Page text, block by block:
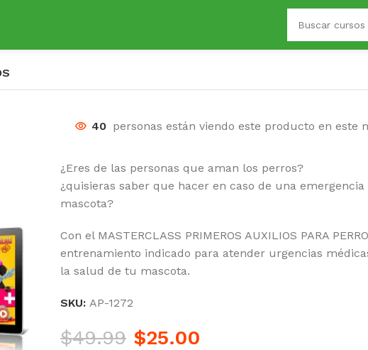
40 personas están viendo este producto en este
¿Eres de las personas que aman los perros?
¿quisieras saber que hacer en caso de una emergencia
mascota?
Con el MASTERCLASS PRIMEROS AUXILIOS PARA
entrenamiento indicado para atender urgencias
la salud de tu mascota.
SKU: AP-1272
$49.99 $25.00